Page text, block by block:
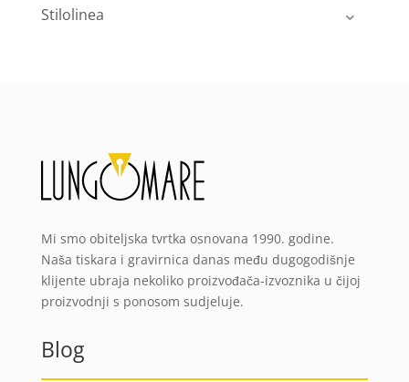
Stilolinea
Mi smo obiteljska tvrtka osnovana 1990. godine.
Naša tiskara i gravirnica danas među dugogodišnje
klijente ubraja nekoliko proizvođača-izvoznika u čijoj
proizvodnji s ponosom sudjeluje.
Blog